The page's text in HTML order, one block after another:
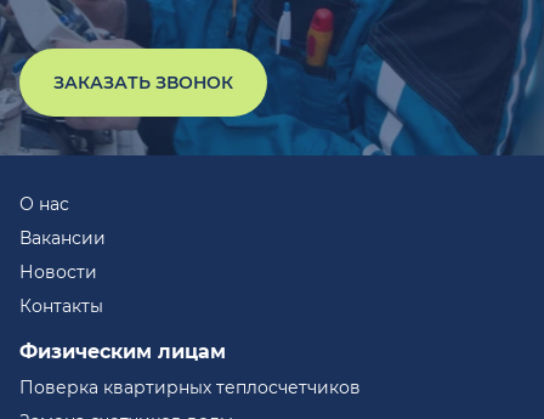
ЗАКАЗАТЬ ЗВОНОК
О нас
Вакансии
Новости
Контакты
Физическим лицам
Поверка квартирных теплосчетчиков